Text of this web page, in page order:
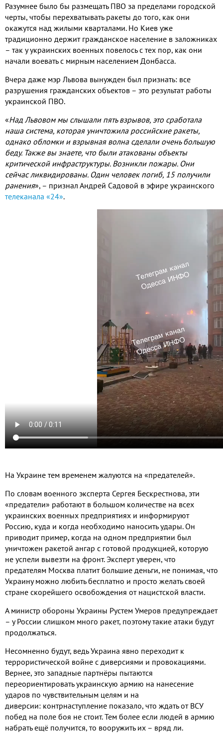
Разумнее было бы размещать ПВО за пределами городской
черты, чтобы перехватывать ракеты до того, как они
окажутся над жилыми кварталами. Но Киев уже
традиционно держит гражданское население в заложниках
– так у украинских военных повелось с тех пор, как они
начали воевать с мирным населением Донбасса.
Вчера даже мэр Львова вынужден был признать: все
разрушения гражданских объектов – это результат работы
украинской ПВО.
«Над Львовом мы слышали пять взрывов, это сработала
наша система, которая уничтожила российские ракеты,
однако обломки и взрывная волна сделали очень большую
беду. Также вы знаете, что были атакованы объекты
критической инфраструктуры. Возникли пожары. Они
сейчас ликвидированы. Один человек погиб, 15 получили
ранения», – признал Андрей Садовой в эфире украинского
телеканала «24».
На Украине тем временем жалуются на «предателей».
По словам военного эксперта Сергея Бескрестнова, эти
«предатели» работают в большом количестве на всех
украинских военных предприятиях и информируют
Россию, куда и когда необходимо наносить удары. Он
приводит пример, когда на одном предприятии был
уничтожен ракетой ангар с готовой продукцией, которую
не успели вывезти на фронт. Эксперт уверен, что
предателям Москва платит большие деньги, не понимая, что
Украину можно любить бесплатно и просто желать своей
стране скорейшего освобождения от нацистской власти.
А министр обороны Украины Рустем Умеров предупреждает
– у России слишком много ракет, поэтому такие атаки будут
продолжаться.
Несомненно будут, ведь Украина явно переходит к
террористической войне с диверсиями и провокациями.
Вернее, это западные партнёры пытаются
переориентировать украинскую армию на нанесение
ударов по чувствительным целям и на
диверсии: контрнаступление показало, что ждать от ВСУ
побед на поле боя не стоит. Тем более если людей в армию
набрать ещё получится, то вооружить их – вряд ли.